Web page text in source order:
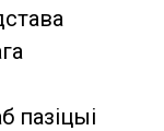
пазіцыі